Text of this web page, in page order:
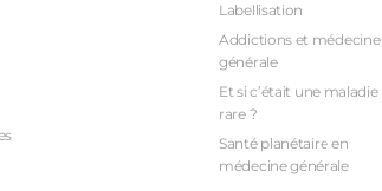
Labellisation
Addictions et médecine
générale
Et si c’était une maladie
rare ?
Santé planétaire en
médecine générale